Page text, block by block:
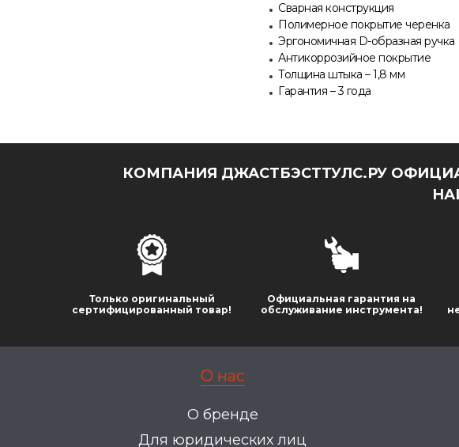
Сварная конструкция
Полимерное покрытие черенка
Эргономичная D-образная ручка
Антикоррозийное покрытие
Толщина штыка – 1,8 мм
Гарантия – 3 года
КОМПАНИЯ ДЖАСТБЭСТТУЛС.РУ
Только оригинальный
сертифицированный товар!
Официальная гарантия на
обслуживание инструмента!
О нас
О бренде
Для юридических лиц